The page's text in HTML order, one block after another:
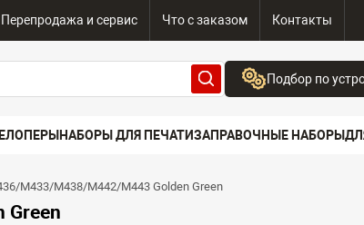
Перепродажа и сервис Что с заказом Контакты
Подбор по
Выберите бренд
НАБОРЫ ДЛЯ ПЕЧАТИЗАПРАВОЧНЫЕ НАБОРЫ
M433/M438/M442/M443 Golden Green
Green